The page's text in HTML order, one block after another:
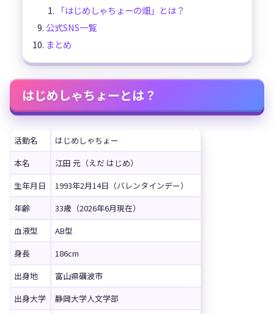
「はじめしゃちょーの畑」とは？
公式SNS一覧
まとめ
はじめしゃちょーとは？
活動名
はじめしゃちょー
本名
江田 元（えだ はじめ）
生年月日
1993年2月14日（バレンタインデー）
年齢
33歳（2026年6月現在）
血液型
AB型
身長
186cm
出身地
富山県礪波市
出身大学
静岡大学人文学部